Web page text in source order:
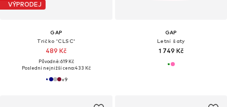
VÝPRODEJ
GAP
Tričko 'CLSC'
489 Kč
Původně: 619 Kč
Poslední nejnižší cena:433 Kč
+9
GAP
Letní šaty
1 749 Kč